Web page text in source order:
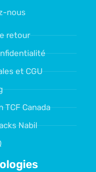
nous
retour
et CGU
TCF Canada
Nabil